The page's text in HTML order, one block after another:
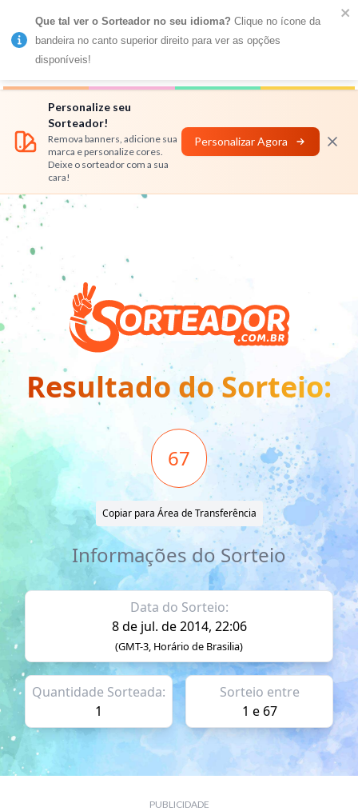
MENU
Números
Personalize seu
Sorteador!
Remova banners, adicione sua
marca e personalize cores.
Deixe o sorteador com a sua
cara!
Personalizar Agora
Resultado do Sorteio:
67
Copiar para Área de Transferência
Informações do Sorteio
Data do Sorteio:
8 de jul. de 2014, 22:06
(GMT-3, Horário de Brasilia)
Quantidade Sorteada:
1
Sorteio entre
1 e 67
PUBLICIDADE
Que tal ver o Sorteador no seu idioma? Clique no ícone da
bandeira no canto superior direito para ver as opções
disponíveis!